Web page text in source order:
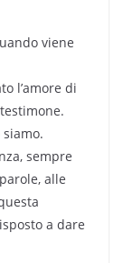
viene
l’amore di
sempre
alle
a dare